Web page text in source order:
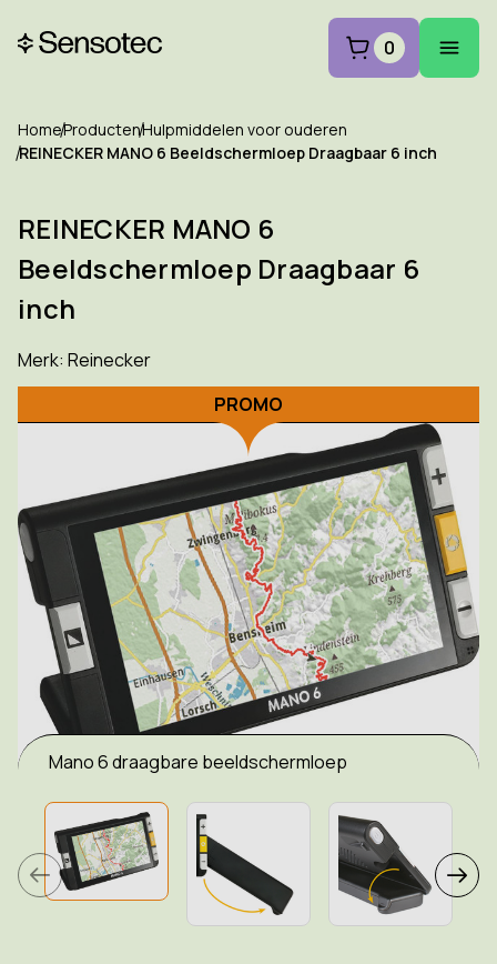
0
HomeProductenHulpmiddelen voor ouderen
REINECKER MANO 6 Beeldschermloep Draagbaar 6 inch
REINECKER MANO 6
Beeldschermloep Draagbaar 6
inch
Merk: Reinecker
PROMO
Mano 6 draagbare beeldschermloep